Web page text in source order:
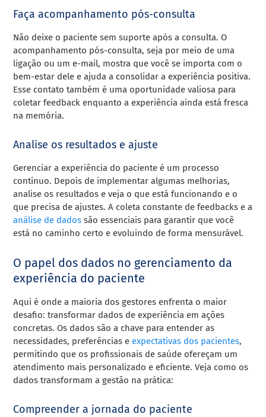
Faça acompanhamento pós-consulta
Não deixe o paciente sem suporte após a consulta. O
acompanhamento pós-consulta, seja por meio de uma
ligação ou um e-mail, mostra que você se importa com o
bem-estar dele e ajuda a consolidar a experiência positiva.
Esse contato também é uma oportunidade valiosa para
coletar feedback enquanto a experiência ainda está fresca
na memória.
Analise os resultados e ajuste
Gerenciar a experiência do paciente é um processo
contínuo. Depois de implementar algumas melhorias,
analise os resultados e veja o que está funcionando e o
que precisa de ajustes. A coleta constante de feedbacks e a
análise de dados são essenciais para garantir que você
está no caminho certo e evoluindo de forma mensurável.
O papel dos dados no gerenciamento da
experiência do paciente
Aqui é onde a maioria dos gestores enfrenta o maior
desafio: transformar dados de experiência em ações
concretas. Os dados são a chave para entender as
necessidades, preferências e expectativas dos pacientes,
permitindo que os profissionais de saúde ofereçam um
atendimento mais personalizado e eficiente. Veja como os
dados transformam a gestão na prática:
Compreender a jornada do paciente